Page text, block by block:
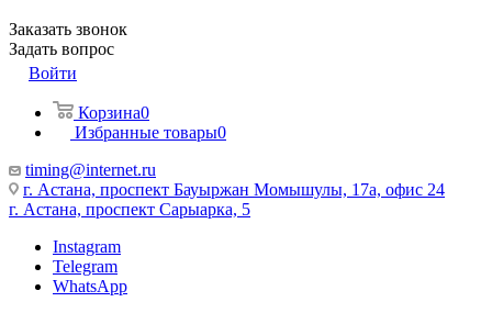
Заказать звонок
Задать вопрос
Войти
Корзина0
Избранные товары0
timing@internet.ru
г. Астана, проспект Бауыржан Момышулы, 17а, офис 24
г. Астана, проспект Сарыарка, 5
Instagram
Telegram
WhatsApp